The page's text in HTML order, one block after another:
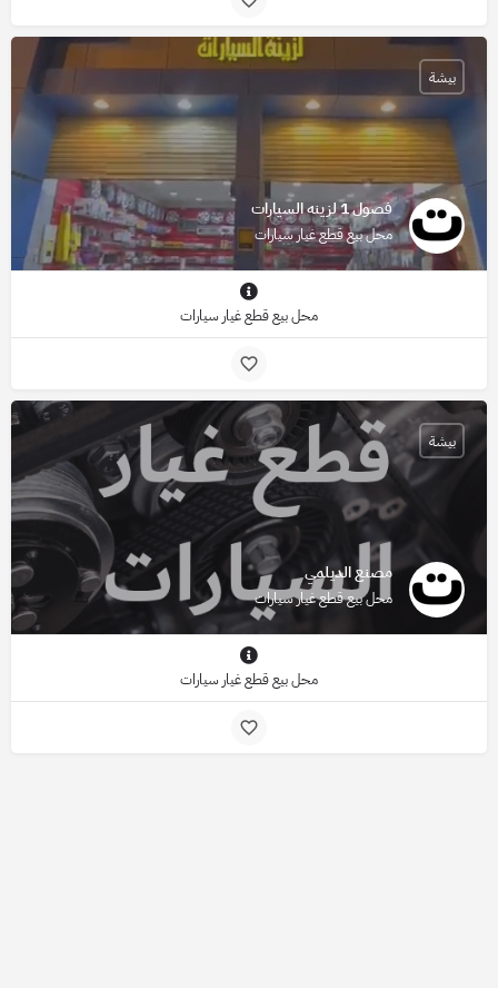
فصول 1 لزينه السيارات
محل بيع قطع غيار سيارات
بيشة
محل بيع قطع غيار سيارات
مصنع الديلمي
محل بيع قطع غيار سيارات
بيشة
محل بيع قطع غيار سيارات